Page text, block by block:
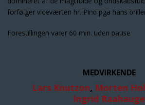
forfølger viceværten hr. Pind pga hans
Forestillingen varer 60 min. uden pause
MEDVIRKENDE
Lars Knutzon, Morten
Ingrid Raahauge